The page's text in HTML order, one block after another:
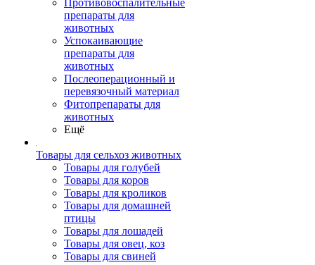
Противовоспалительные
препараты для
животных
Успокаивающие
препараты для
животных
Послеоперационный и
перевязочный материал
Фитопрепараты для
животных
Ещё
Товары для сельхоз животных
Товары для голубей
Товары для коров
Товары для кроликов
Товары для домашней
птицы
Товары для лошадей
Товары для овец, коз
Товары для свиней